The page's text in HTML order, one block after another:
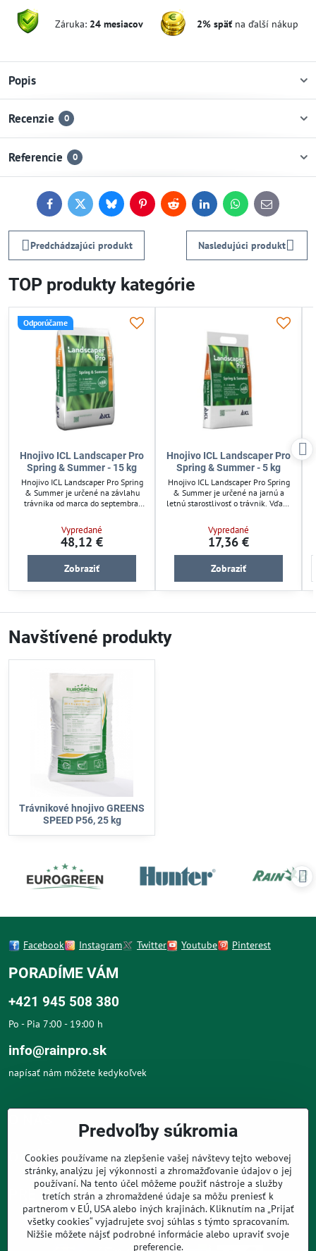
Záruka: 24 mesiacov 2% späťna ďalší nákup
Popis
Recenzie 0
Referencie 0
FacebookTwitterBlueskyPinterestReddit LinkedInWhatsApp
E-
mail
Predchádzajúci produkt Nasledujúci produkt
TOP produkty kategórie
Odporúčame
Hnojivo ICL Landscaper Pro
Spring & Summer - 15 kg
Hnojivo ICL Landscaper Pro Spring
& Summer je určené na závlahu
trávnika od marca do septembra.
uvoľňovania zabezpečuje postupný
a dlhodobý prísun živín až na 3
mesiace. Obsahuje dusík, draslík,
vápnik a horčík pre zdravý rast a
sýtu farbu trávnika. Aplikujte na
Vypredané
48,12 €
Zobraziť
Hnojivo ICL Landscaper Pro
Spring & Summer - 5 kg
Hnojivo ICL Landscaper Pro Spring
& Summer je určené na jarnú a
letnú starostlivosť o trávnik. Vďaka
zabezpečuje postupný prísun živín
až na 3 mesiace, čo podporuje
zdravý rast a sýtu farbu. Obsahuje
dusík, draslík, vápnik a horčík pre
vyváženú výživu trávnika. Použitie
Vypredané
17,36 €
Zobraziť
Navštívené produkty
Trávnikové hnojivo GREENS
SPEED P56, 25 kg
Facebook Instagram Twitter Youtube Pinterest
PORADÍME VÁM
+421 945 508 380
Po - Pia 7:00 - 19:00 h
info@rainpro.sk
napísať nám môžete kedykoľvek
O NÁKUPE
PRE ZÁKAZNÍKOV
Predvoľby súkromia
Cookies používame na zlepšenie vašej návštevy tejto webovej
stránky, analýzu jej výkonnosti a zhromažďovanie údajov o jej
používaní. Na tento účel môžeme použiť nástroje a služby
tretích strán a zhromaždené údaje sa môžu preniesť k
partnerom v EÚ, USA alebo iných krajinách. Kliknutím na „Prijať
všetky cookies“ vyjadrujete svoj súhlas s týmto spracovaním.
Nižšie môžete nájsť podrobné informácie alebo upraviť svoje
preferencie.